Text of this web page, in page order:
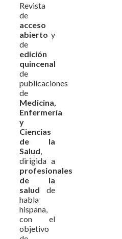
Revista
de
acceso
abierto y
de
edición
quincenal
de
publicaciones
de
Medicina,
Enfermería
y
Ciencias
de la
Salud,
dirigida a
profesionales
de la
salud de
habla
hispana,
con el
objetivo